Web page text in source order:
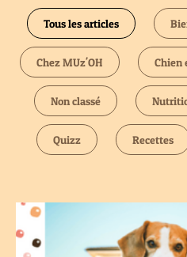
Tous les articles
Chez MUz'OH Chien
Non classé
Quizz Recettes